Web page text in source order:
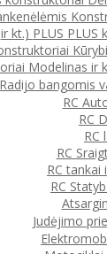
ir kt.) PLUS PLUS
Modelinas ir
Radijo bangomis
RC
RC
RC
RC
RC tankai
RC
Judėjimo